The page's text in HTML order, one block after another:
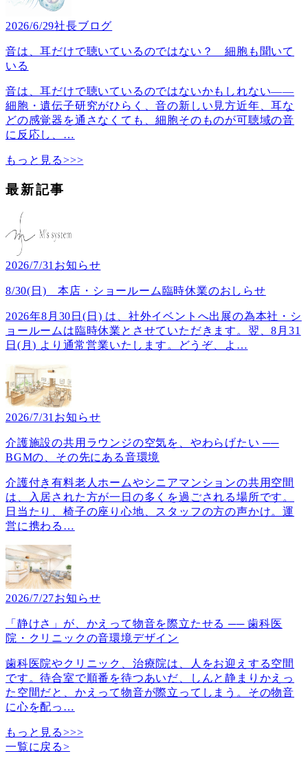
2026/6/29社長ブログ
音は、耳だけで聴いているのではない？ 細胞も聞いて
いる
音は、耳だけで聴いているのではないかもしれない――
細胞・遺伝子研究がひらく、音の新しい見方近年、耳な
どの感覚器を通さなくても、細胞そのものが可聴域の音
に反応し、 …
もっと見る>>>
最新記事
2026/7/31 お知らせ
8/30(日) 本店・ショールーム臨時休業のおしらせ
2026年8月30日(日) は、社外イベントへ出展の為本社・シ
ョールームは臨時休業とさせていただきます。翌、8月31
日(月) より通常営業いたします。どうぞ、よ …
2026/7/31 お知らせ
介護施設の共用ラウンジの空気を、やわらげたい ──
BGMの、その先にある音環境
介護付き有料老人ホームやシニアマンションの共用空間
は、入居された方が一日の多くを過ごされる場所です。
日当たり、椅子の座り心地、スタッフの方の声かけ。運
営に携わる …
2026/7/27お知らせ
「静けさ」が、かえって物音を際立たせる ── 歯科医
院・クリニックの音環境デザイン
歯科医院やクリニック、治療院は、人をお迎えする空間
です。待合室で順番を待つあいだ、しんと静まりかえっ
た空間だと、かえって物音が際立ってしまう。その物音
に心を配っ …
もっと見る>>>
一覧に戻る>